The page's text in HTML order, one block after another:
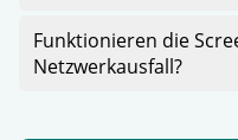
Funktionieren die
Netzwerkausfall?